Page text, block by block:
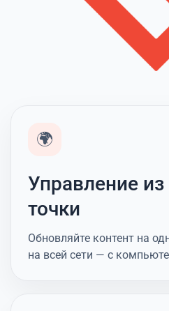
🌍
Управление
точки
Обновляйте контент на
на всей сети — с